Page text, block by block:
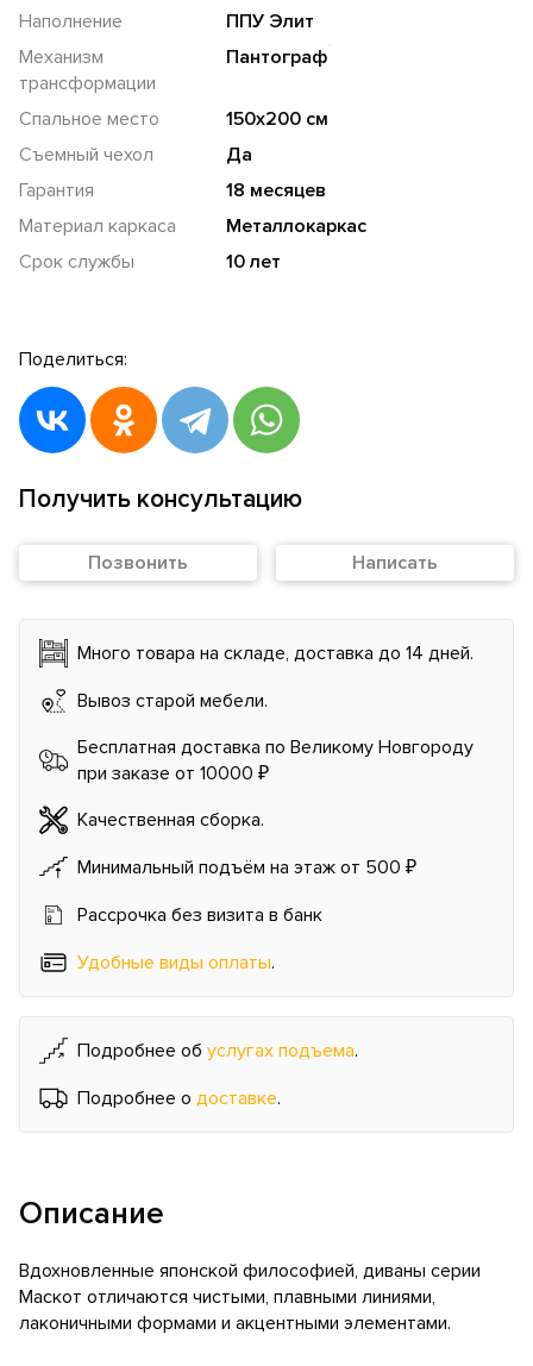
Наполнение
ППУ Элит
Механизм
трансформации
Пантограф
Спальное место
150х200 см
Съемный чехол
Да
Гарантия
18 месяцев
Материал каркаса
Металлокаркас
Срок службы
10 лет
Поделиться:
Получить консультацию
Позвонить Написать
Много товара на складе, доставка до 14 дней.
Вывоз старой мебели.
Бесплатная доставка по Великому Новгороду
при заказе от 10000 ₽
Качественная сборка.
Минимальный подъём на этаж от 500 ₽
Рассрочка без визита в банк
Удобные виды оплаты.
Подробнее об услугах подъема.
Подробнее о доставке.
Описание
Вдохновленные японской философией, диваны серии
Маскот отличаются чистыми, плавными линиями,
лаконичными формами и акцентными элементами.